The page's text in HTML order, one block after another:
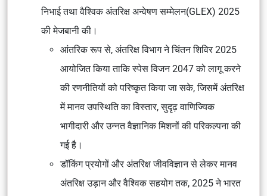
निभाई तथावैश्विक अंतरिक्ष अन्वेषण सम्मेलन(GLEX) 2025
की मेजबानी की।
आंतरिक रूप से, अंतरिक्ष विभाग नेचिंतन शिविर 2025
आयोजित किया ताकिस्पेस विजन 2047को लागू करने
की रणनीतियों को परिष्कृत किया जा सके, जिसमें अंतरिक्ष
में मानव उपस्थिति का विस्तार, सुदृढ़ वाणिज्यिक
भागीदारी और उन्नत वैज्ञानिक मिशनों की परिकल्पना की
गई है।
डॉकिंग प्रयोगों और अंतरिक्ष जीवविज्ञान से लेकर मानव
अंतरिक्ष उड़ान और वैश्विक सहयोग तक, 2025 ने भारत